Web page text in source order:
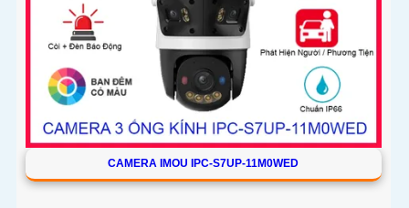
CAMERA IMOU IPC-S7UP-11M0WED